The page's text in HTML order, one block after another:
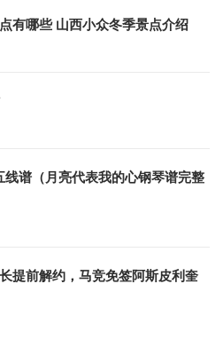
有哪些 山西小众冬季景点介绍
谱（月亮代表我的心钢琴谱完整
提前解约，马竞免签阿斯皮利奎